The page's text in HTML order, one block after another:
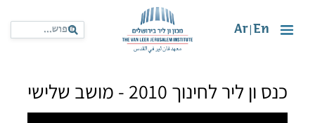
En
Ar
כנס ון ליר לחינוך 2010 - מושב שלישי